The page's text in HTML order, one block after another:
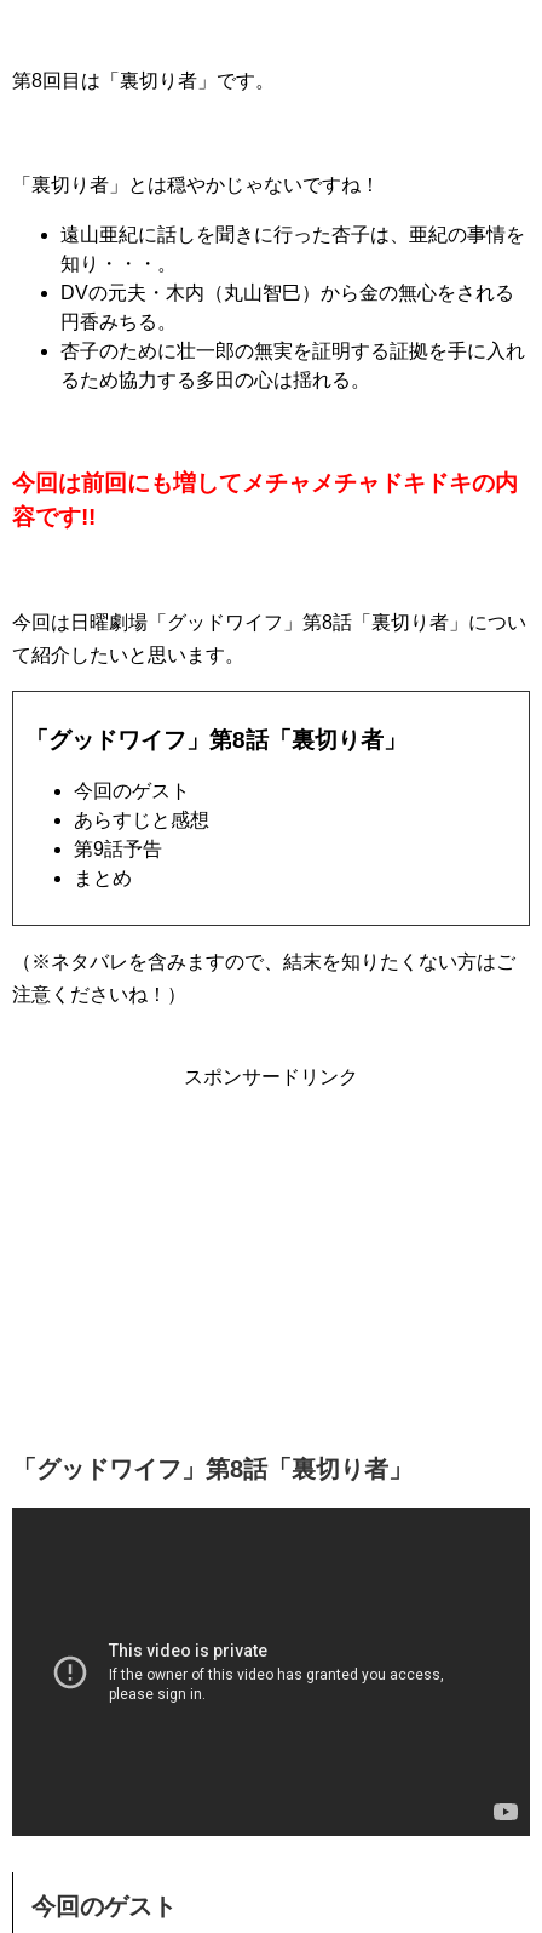
第8回目は「裏切り者」です。
「裏切り者」とは穏やかじゃないですね！
遠山亜紀に話しを聞きに行った杏子は、亜紀の事情を
知り・・・。
DVの元夫・木内（丸山智巳）から金の無心をされる
円香みちる。
杏子のために壮一郎の無実を証明する証拠を手に入れ
るため協力する多田の心は揺れる。
今回は前回にも増してメチャメチャドキドキの内
容です!!
今回は日曜劇場「グッドワイフ」第8話「裏切り者」につい
て紹介したいと思います。
「グッドワイフ」第8話「裏切り者」
今回のゲスト
あらすじと感想
第9話予告
まとめ
（※ネタバレを含みますので、結末を知りたくない方はご
注意くださいね！）
スポンサードリンク
「グッドワイフ」第8話「裏切り者」
今回のゲスト